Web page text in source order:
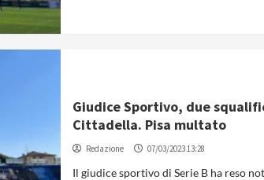
Giudice Sportivo, due
Cittadella. Pisa multato
Redazione 07/03/2023 13:28
Il giudice sportivo di Serie B ha reso